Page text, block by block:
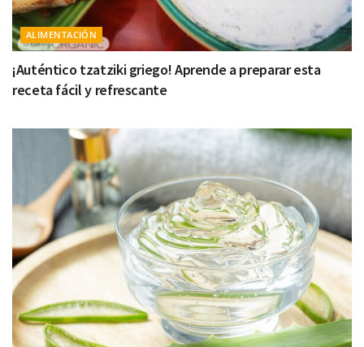
ALIMENTACIÓN
¡Auténtico tzatziki griego! Aprende a preparar esta
receta fácil y refrescante